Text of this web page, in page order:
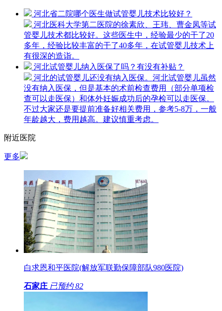
河北省二院哪个医生做试管婴儿技术比较好？
河北医科大学第二医院的徐素欣、王玮、曹金凤等试
管婴儿技术都比较好。这些医生中，经验最少的干了20
多年，经验比较丰富的干了40多年，在试管婴儿技术上
有很深的造诣。
河北试管婴儿纳入医保了吗？有没有补贴？
河北的试管婴儿还没有纳入医保。河北试管婴儿虽然
没有纳入医保，但是基本的术前检查费用（部分单项检
查可以走医保）和体外妊娠成功后的孕检可以走医保。
不过大家还是要提前准备好相关费用，参考5-8万，一般
年龄越大，费用越高。建议慎重考虑。
附近医院
更多
白求恩和平医院(解放军联勤保障部队980医院)
石家庄 已预约 82